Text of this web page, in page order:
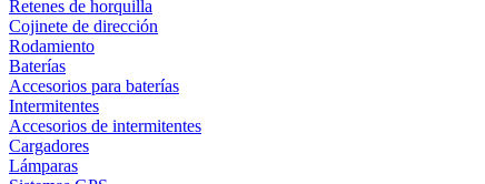
Retenes de horquilla
Cojinete de dirección
Rodamiento
Baterías
Accesorios para baterías
Intermitentes
Accesorios de intermitentes
Cargadores
Lámparas